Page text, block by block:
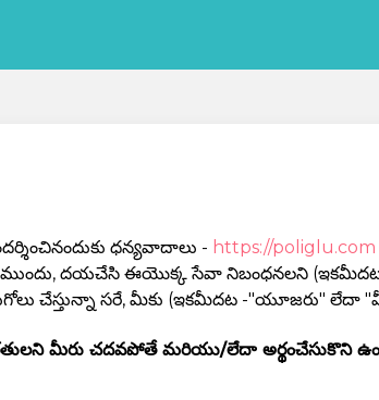
ధన్యవాదాలు - https://poliglu.com
ముందు, దయచేసి ఈయొక్క సేవా నిబంధనలని
చేస్తున్నా సరే, మీకు (ఇకమీదట -"యూజరు" లేదా
మీరు చదవపోతే మరియు/లేదా